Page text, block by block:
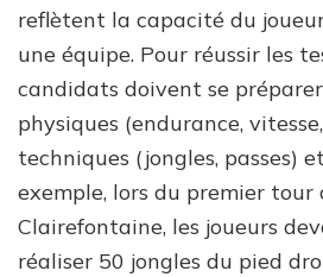
reflètent la capacité du
une équipe. Pour réussir les
candidats doivent se
physiques (endurance,
techniques (jongles, passes)
exemple, lors du premier tour
Clairefontaine, les joueurs
réaliser 50 jongles du pied